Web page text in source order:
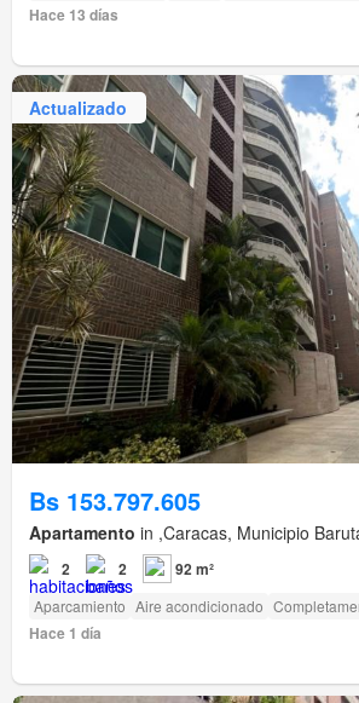
Hace 13 días
Actualizado
Bs 153.797.605
Apartamento in ,Caracas, Municipio
2 2 92 m²
Aparcamiento Aire acondicionado
Hace 1 día